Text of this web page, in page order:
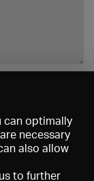
can optimally
necessary
also allow
to further